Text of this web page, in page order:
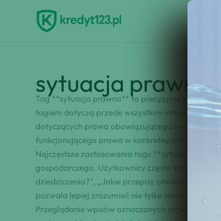
sytuacja prawna
Tag **sytuacja prawna** to precyzyjne
tagiem dotyczą przede wszystkim interpretacji
dotyczących prawa obowiązującego w
funkcjonującego prawa w konkretnych sytuacjach.
Najczęstsze zastosowania tagu **sytuacja
gospodarczego. Użytkownicy często korzystają
dziedziczenia?”, „Jakie przepisy obowiązują
pozwala lepiej zrozumieć nie tylko same
Przeglądanie wpisów oznaczonych tagiem